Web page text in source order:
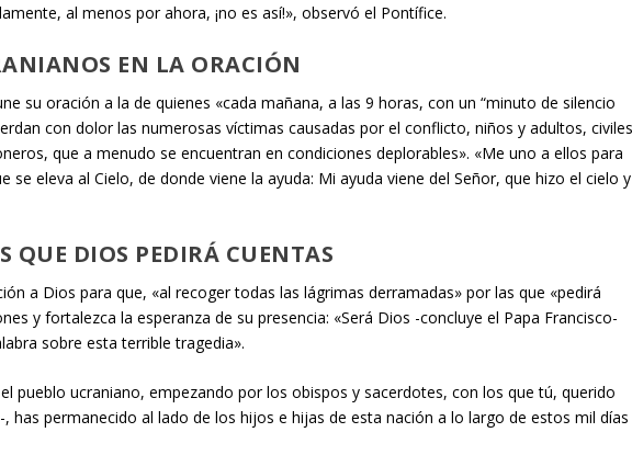
al menos por ahora, ¡no es así!», observó el Pontífice.
EN LA ORACIÓN
su oración a la de quienes «cada mañana, a las 9 horas, con un “minuto de silencio
con dolor las numerosas víctimas causadas por el conflicto, niños y adultos,
que a menudo se encuentran en condiciones deplorables». «Me uno a ellos para
se eleva al Cielo, de donde viene la ayuda: Mi ayuda viene del Señor, que hizo el cielo y
QUE DIOS PEDIRÁ CUENTAS
a Dios para que, «al recoger todas las lágrimas derramadas» por las que «pedirá
y fortalezca la esperanza de su presencia: «Será Dios -concluye el Papa Francisco-
sobre esta terrible tragedia».
pueblo ucraniano, empezando por los obispos y sacerdotes, con los que tú, querido
has permanecido al lado de los hijos e hijas de esta nación a lo largo de estos mil días